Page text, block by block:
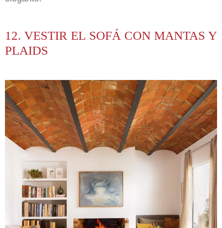
12. VESTIR EL SOFÁ CON MANTAS Y
PLAIDS